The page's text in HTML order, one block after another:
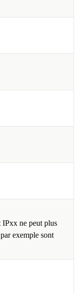
IPxx ne peut plus
exemple sont